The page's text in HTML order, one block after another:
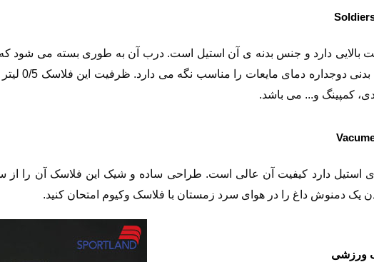
بالایی دارد و جنس بدنه ی آن استیل است. درب آن به طوری بسته می شود که
شد و به دلیل
کمپینگ و... می باشد.
استیل دارد کیفیت آن عالی است. طراحی ساده و شیک این فلاسک آن را از
یک دمنوش داغ را در هوای سرد زمستان با فلاسک وکیوم امتحان کنید.
ورزشی